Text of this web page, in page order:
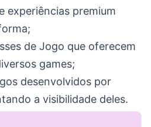
experiências premium
de Jogo que oferecem
games;
desenvolvidos por
a visibilidade deles.